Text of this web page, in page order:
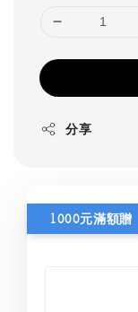
分享
1000元滿額贈